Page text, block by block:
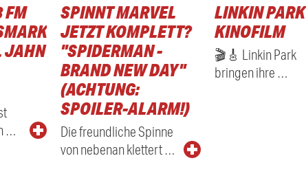
FM
JAHN
…
SPINNT MARVEL
JETZT KOMPLETT?
"SPIDERMAN -
BRAND NEW DAY"
(ACHTUNG:
SPOILER-ALARM!)
Die freundliche Spinne
von nebenan klettert …
LINKIN PARK
KINOFILM
🎬🎸 Linkin Park
bringen ihre …